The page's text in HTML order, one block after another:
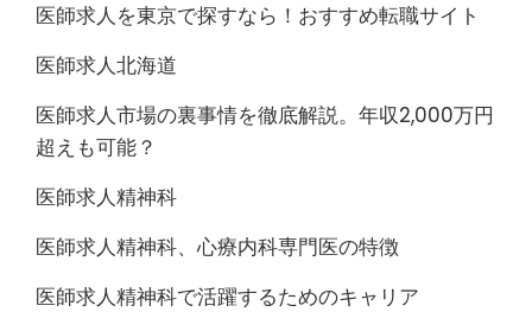
医師求人を東京で探すなら！おすすめ転職サイト
医師求人北海道
医師求人市場の裏事情を徹底解説。年収2,000万円
超えも可能？
医師求人精神科
医師求人精神科、心療内科専門医の特徴
医師求人精神科で活躍するためのキャリア